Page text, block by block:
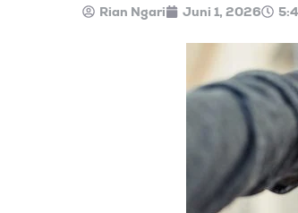
Rian Ngari Juni 1, 2026